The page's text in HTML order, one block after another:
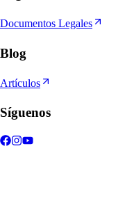
Documentos Legales
Blog
Artículos
Síguenos